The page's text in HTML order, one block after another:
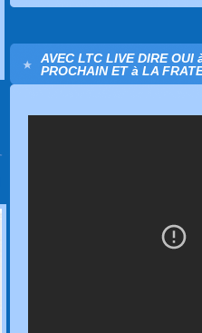
AVEC LTC LIVE DIRE
PROCHAIN ET à LA